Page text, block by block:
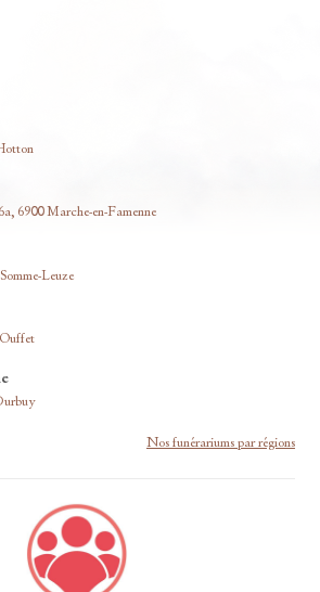
6900 Marche-en-Famenne
Leuze
Nos funérariums par régions